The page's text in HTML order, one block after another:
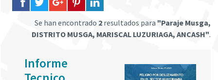
Se han encontrado 2 resultados para "Paraje Musga,
DISTRITO MUSGA, MARISCAL LUZURIAGA, ANCASH".
Informe